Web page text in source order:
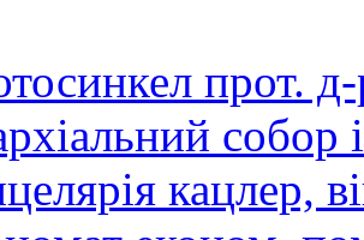
прот.
собор
кацлер,